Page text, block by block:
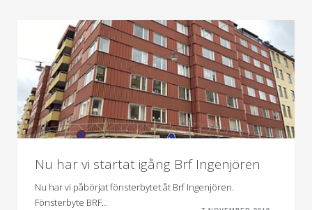
Nu har vi startat igång Brf Ingenjören
Nu har vi påbörjat fönsterbytet åt Brf Ingenjören.
Fönsterbyte BRF...